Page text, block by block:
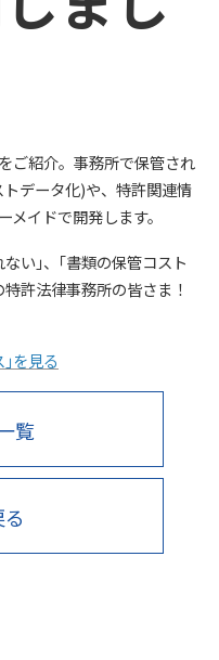
覧
ご紹介。事務所で保管され
データ化)や、特許関連情
イドで開発します。
い｣、｢書類の保管コスト
許法律事務所の皆さま！
を見る
覧